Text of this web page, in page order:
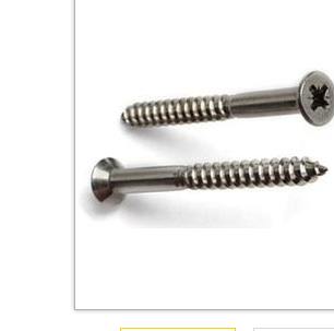
Крюки, кольца с метрической
Крюки, кольца с шурупной